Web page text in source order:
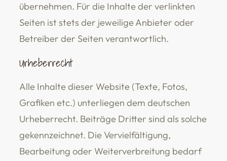
übernehmen. Für die Inhalte der verlinkten
Seiten ist stets der jeweilige Anbieter oder
Betreiber der Seiten verantwortlich.
Urheberrecht
Alle Inhalte dieser Website (Texte, Fotos,
Grafiken etc.) unterliegen dem deutschen
Urheberrecht. Beiträge Dritter sind als solche
gekennzeichnet. Die Vervielfältigung,
Bearbeitung oder Weiterverbreitung bedarf